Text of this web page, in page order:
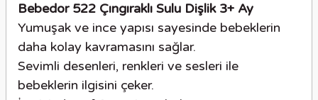
Bebedor 522 Çıngıraklı Sulu Dişlik 3+ Ay
Yumuşak ve ince yapısı sayesinde bebeklerin
daha kolay kavramasını sağlar.
Sevimli desenleri, renkleri ve sesleri ile
bebeklerin ilgisini çeker.